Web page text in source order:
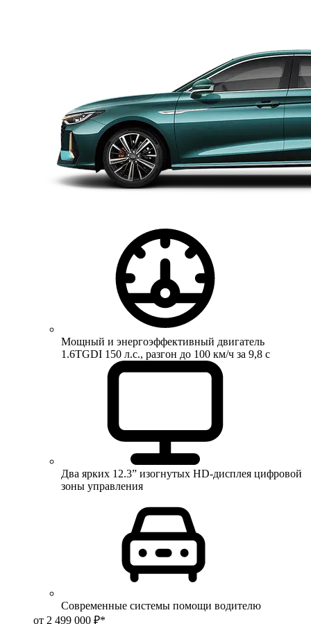
Мощный и энергоэффективный двигатель
1.6TGDI 150 л.с., разгон до 100 км/ч за 9,8 с
Два ярких 12.3” изогнутых HD-дисплея цифровой
зоны управления
Современные системы помощи водителю
от 2 499 000 ₽*